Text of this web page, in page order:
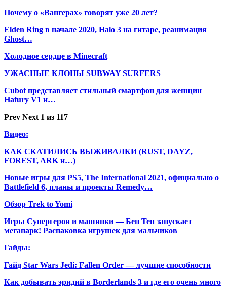
Почему о «Вангерах» говорят уже 20 лет?
Elden Ring в начале 2020, Halo 3 на гитаре, реанимация
Ghost…
Холодное сердце в Minecraft
УЖАСНЫЕ КЛОНЫ SUBWAY SURFERS
Cubot представляет стильный смартфон для женщин
Hafury V1 и…
Prev Next 1 из 117
Видео:
КАК СКАТИЛИСЬ ВЫЖИВАЛКИ (RUST, DAYZ,
FOREST, ARK и…)
Новые игры для PS5, The International 2021, официально о
Battlefield 6, планы и проекты Remedy…
Обзор Trek to Yomi
Игры Супергерои и машинки — Бен Тен запускает
мегапарк! Распаковка игрушек для мальчиков
Гайды:
Гайд Star Wars Jedi: Fallen Order — лучшие способности
Как добывать эридий в Borderlands 3 и где его очень много